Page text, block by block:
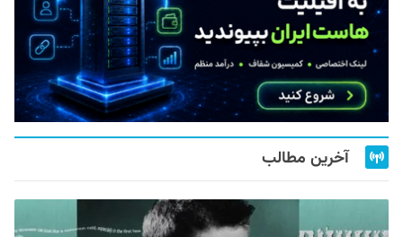
آخرین مطالب